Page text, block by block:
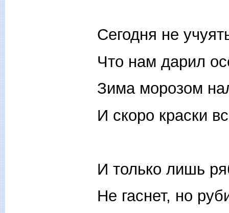
Сегодня не
Что нам дарил
Зима морозом
И скоро краски
И только лишь
Не гаснет, но